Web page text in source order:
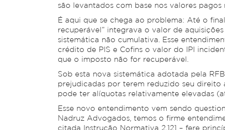
são levantados com base nos valores pagos
É aqui que se chega ao problema: Até o
recuperável” integrava o valor de
sistemática não cumulativa. Esse
crédito de PIS e Cofins o valor do IPI
que o imposto não for recuperável.
Sob esta nova sistemática adotada pela
prejudicadas por terem reduzido seu direito
pode ter alíquotas relativamente elevadas
Esse novo entendimento vem sendo
Nadruz Advogados, temos o firme
citada Instrução Normativa 2.121 – fere